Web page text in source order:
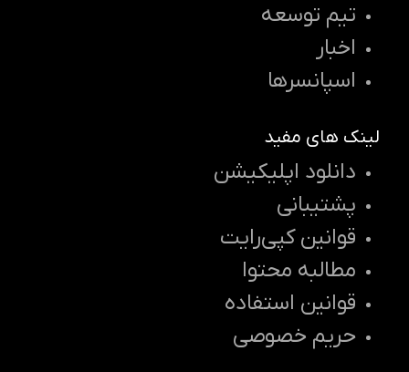
تیم توسعه
اخبار
اسپانسرها
لینک های مفید
دانلود اپلیکیشن
پشتیبانی
قوانین کپی‌رایت
مطالبه محتوا
قوانین استفاده
حریم خصوصی